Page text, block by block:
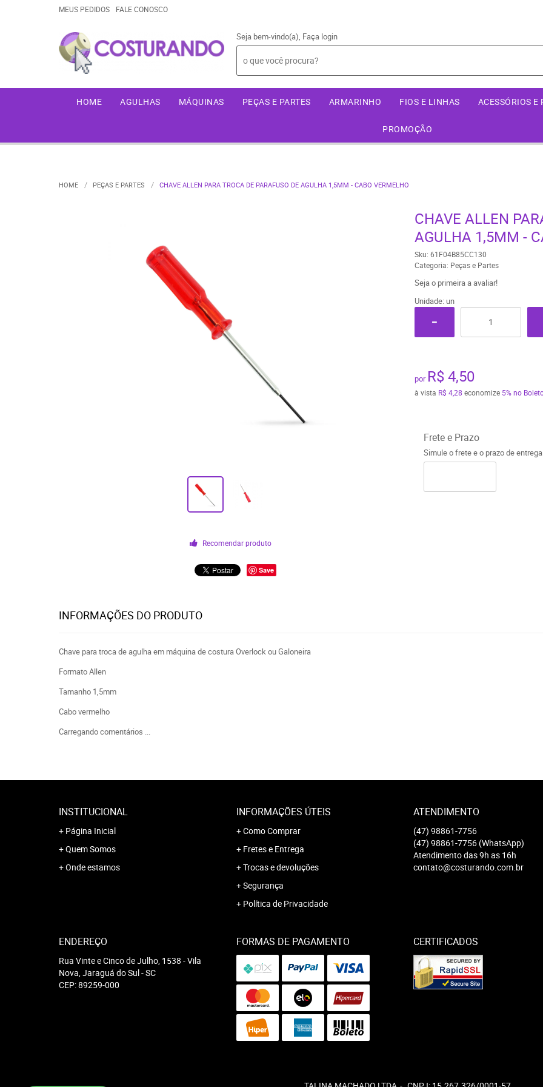
MEUS PEDIDOS FALE CONOSCO
Seja bem-vindo(a), Faça login
HOME AGULHAS MÁQUINAS PEÇAS E PARTES ARMARINHO FIOS E LINHAS ACESSÓRIOS E
PROMOÇÃO
HOME PEÇAS E PARTES CHAVE ALLEN PARA TROCA DE PARAFUSO DE AGULHA 1,5MM - CABO VERMELHO
Recomendar produto
Save
CHAVE ALLEN
AGULHA 1,5MM -
Sku: 61F04B85CC130
Categoria: Peças e Partes
Seja o primeira a avaliar!
Unidade: un
por R$ 4,50
à vista R$ 4,28 economize 5% no
Frete e Prazo
Simule o frete e o prazo de
INFORMAÇÕES DO PRODUTO
Chave para troca de agulha em máquina de costura Overlock ou Galoneira
Formato Allen
Tamanho 1,5mm
Cabo vermelho
Carregando comentários ...
INSTITUCIONAL
Página Inicial
Quem Somos
Onde estamos
INFORMAÇÕES ÚTEIS
Como Comprar
Fretes e Entrega
Trocas e devoluções
Segurança
Política de Privacidade
ATENDIMENTO
(47) 98861-7756
(47) 98861-7756 (WhatsApp)
Atendimento das 9h as 16h
contato@costurando.com.br
ENDEREÇO
Rua Vinte e Cinco de Julho, 1538 -Vila
Nova, Jaraguá do Sul-SC
CEP: 89259-000
FORMAS DE PAGAMENTO CERTIFICADOS